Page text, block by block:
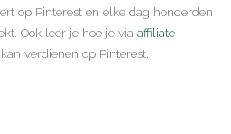
op Pinterest en elke dag honderden
Ook leer je hoe je via affiliate
verdienen op Pinterest.